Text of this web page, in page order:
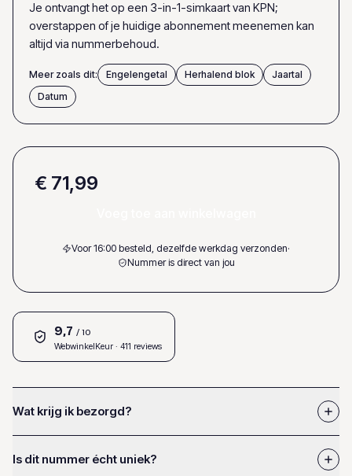
Je ontvangt het op een 3-in-1-simkaart van KPN;
overstappen of je huidige abonnement meenemen kan
altijd via nummerbehoud.
Meer zoals dit: Engelengetal Herhalend blok
Jaartal
Datum
€ 71,99
Voor 16:00 besteld, dezelfde werkdag verzonden·
Nummer is direct van jou
9,7 / 10
WebwinkelKeur · 411 reviews
Wat krijg ik bezorgd?
Is dit nummer écht uniek?